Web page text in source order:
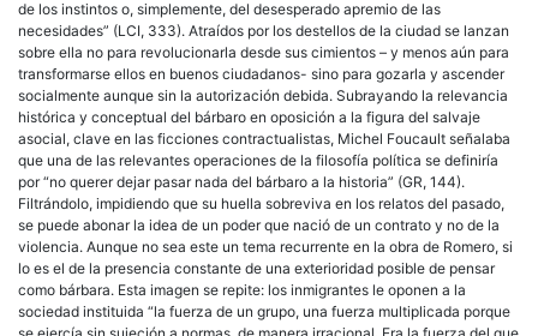
de los instintos o, simplemente, del desesperado apremio de las
necesidades” (LCI, 333). Atraídos por los destellos de la ciudad se lanzan
sobre ella no para revolucionarla desde sus cimientos – y menos aún para
transformarse ellos en buenos ciudadanos- sino para gozarla y ascender
socialmente aunque sin la autorización debida. Subrayando la relevancia
histórica y conceptual del bárbaro en oposición a la figura del salvaje
asocial, clave en las ficciones contractualistas, Michel Foucault señalaba
que una de las relevantes operaciones de la filosofía política se definiría
por “no querer dejar pasar nada del bárbaro a la historia” (GR, 144).
Filtrándolo, impidiendo que su huella sobreviva en los relatos del pasado,
se puede abonar la idea de un poder que nació de un contrato y no de la
violencia. Aunque no sea este un tema recurrente en la obra de Romero, si
lo es el de la presencia constante de una exterioridad posible de pensar
como bárbara. Esta imagen se repite: los inmigrantes le oponen a la
sociedad instituida “la fuerza de un grupo, una fuerza multiplicada porque